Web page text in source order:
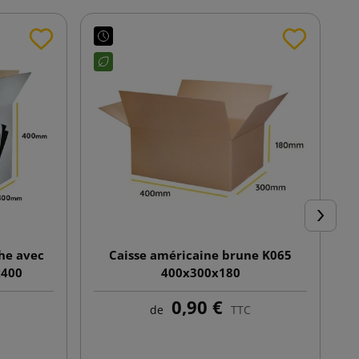
Suivant
avec
Caisse américaine brune K065
400x300x180
de 0,90 € TTC